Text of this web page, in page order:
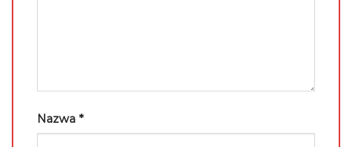
Nazwa *